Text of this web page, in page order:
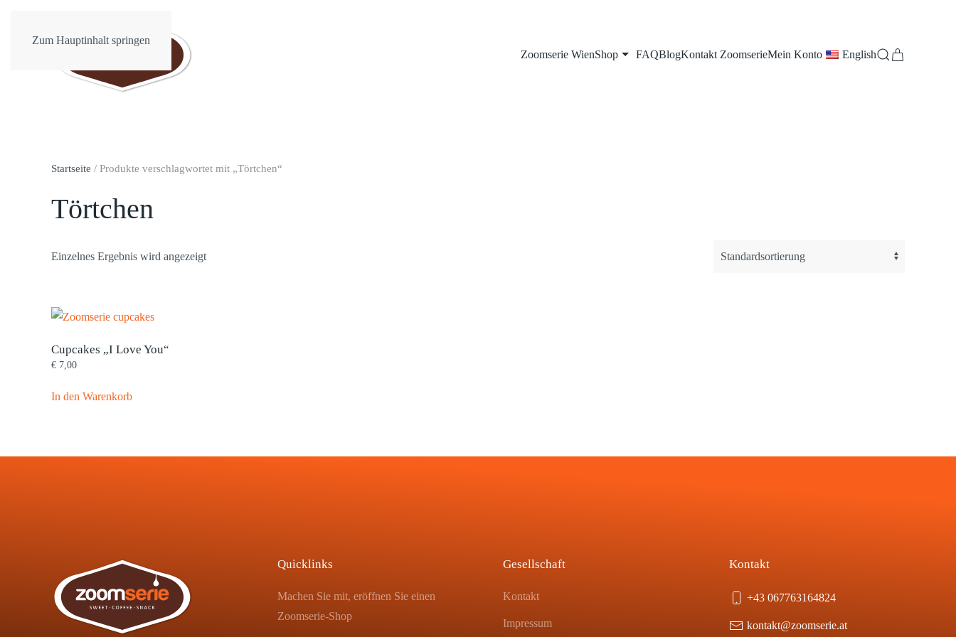
Zum Hauptinhalt springen
Zoomserie WienShop FAQBlogKontakt ZoomserieMein Konto English
Startseite / Produkte verschlagwortet mit „Törtchen“
Törtchen
Einzelnes Ergebnis wird angezeigt
Cupcakes „I Love You“
€ 7,00
In den Warenkorb
Quicklinks
Machen Sie mit, eröffnen Sie einen
Zoomserie-Shop
Gesellschaft
Kontakt
Impressum
Kontakt
+43 067763164824
kontakt@zoomserie.at